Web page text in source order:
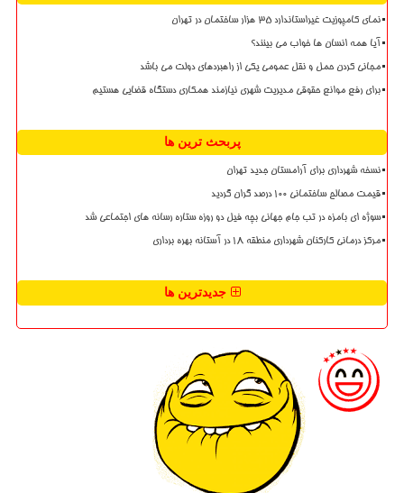
نمای کامپوزیت غیراستاندارد ۳۵ هزار ساختمان در تهران
آیا همه انسان ها خواب می بینند؟
مجانی کردن حمل و نقل عمومی یکی از راهبردهای دولت می باشد
برای رفع موانع حقوقی مدیریت شهری نیازمند همکاری دستگاه قضایی هستیم
پربحث ترین ها
نسخه شهرداری برای آرامستان جدید تهران
قیمت مصالح ساختمانی ۱۰۰ درصد گران گردید
سوژه ای بامزه در تب جام جهانی بچه فیل دو روزه ستاره رسانه های اجتماعی شد
مرکز درمانی کارکنان شهرداری منطقه ۱۸ در آستانه بهره برداری
جدیدترین ها